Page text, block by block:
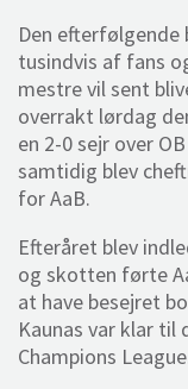
Den efterfølgende
tusindvis af fans
mestre vil sent
overrakt lørdag
en 2-0 sejr over
samtidig blev
for AaB.
Efteråret blev
og skotten førte
at have besejret
Kaunas var klar til
Champions